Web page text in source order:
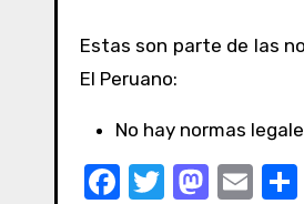
Estas son parte de las
El Peruano:
No hay normas
F
T
M E